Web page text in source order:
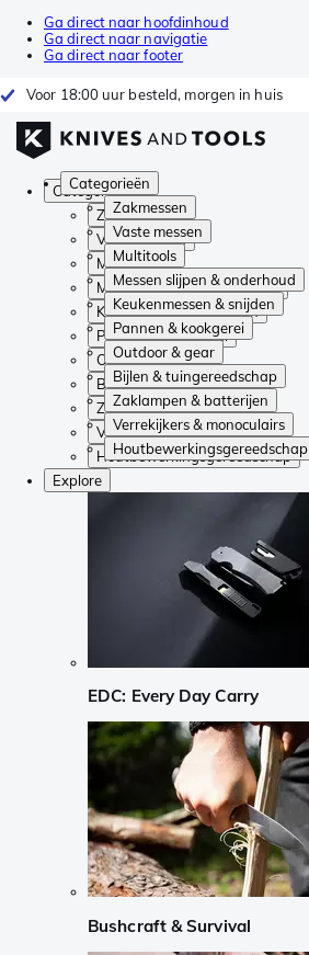
Ga direct naar hoofdinhoud
Ga direct naar navigatie
Ga direct naar footer
Voor 18:00 uur besteld, morgen in huis
Categorieën
Zakmessen
Vaste messen
Multitools
Messen slijpen & onderhoud
Keukenmessen & snijden
Pannen & kookgerei
Outdoor & gear
Bijlen & tuingereedschap
Zaklampen & batterijen
Verrekijkers & monoculairs
Houtbewerkingsgereedschap
Categorieën
Zakmessen
Vaste messen
Multitools
Messen slijpen & onderhoud
Keukenmessen & snijden
Pannen & kookgerei
Outdoor & gear
Bijlen & tuingereedschap
Zaklampen & batterijen
Verrekijkers & monoculairs
Houtbewerkingsgereedschap
Explore
EDC: Every Day Carry
Bushcraft & Survival